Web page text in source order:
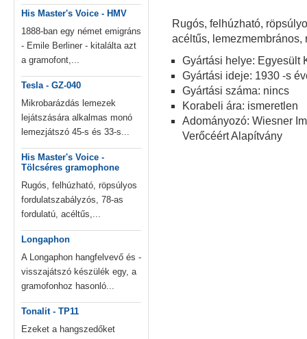
His Master's Voice - HMV
1888-ban egy német emigráns
- Emile Berliner - kitalálta azt
a gramofont,...
Tesla - GZ-040
Mikrobarázdás lemezek
lejátszására alkalmas monó
lemezjátszó 45-s és 33-s...
His Master's Voice -
Tölcséres gramophone
Rugós, felhúzható, röpsúlyos
fordulatszabályzós, 78-as
fordulatú, acéltűs,...
Longaphon
A Longaphon hangfelvevő és -
visszajátszó készülék egy, a
gramofonhoz hasonló...
Tonalit - TP11
Ezeket a hangszedőket
Rugós, felhúzható,
acéltűs,
Gyártási helye: Egyesült
Gyártási ideje: 1930 -s
Gyártási száma: nincs
Korabeli ára: ismeretlen
Adományozó: Wiesner
Verőcéért Alapítvány